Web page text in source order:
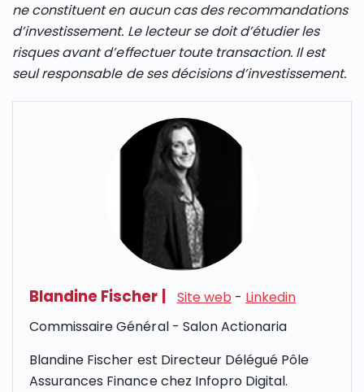
ne constituent en aucun cas des recommandations
d’investissement. Le lecteur se doit d’étudier les
risques avant d’effectuer toute transaction. Il est
seul responsable de ses décisions d’investissement.
Blandine Fischer Site web - Linkedin
Commissaire Général - Salon Actionaria
Blandine Fischer est Directeur Délégué Pôle
Assurances Finance chez Infopro Digital.